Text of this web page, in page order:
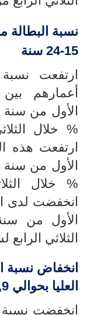
نسبة
15
-
24 سنة
ارتفعت نسبة
أعمارهم بين 15 و24 سنة خلال
الأول
ارتفعت هذه
الأول
الثلاثي الرابع
انخفاض نسبة
العليا بحوالي 0,9 نقطة
انخفضت نسبة